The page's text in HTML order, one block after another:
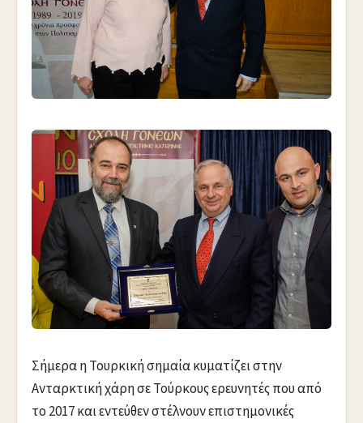
Σήμερα η Τουρκική σημαία κυματίζει στην
Ανταρκτική χάρη σε Τούρκους ερευνητές που από
το 2017 και εντεύθεν στέλνουν επιστημονικές